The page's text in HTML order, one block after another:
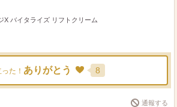
X バイタライズ リフトクリーム
た！ ありがとう 8
通報する